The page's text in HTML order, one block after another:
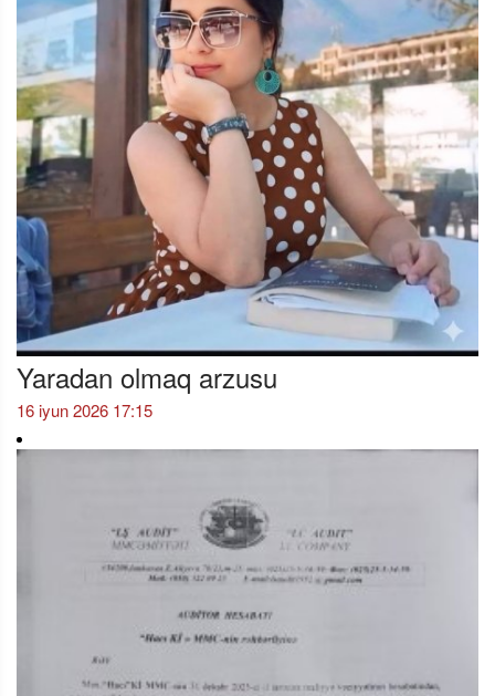
Yaradan olmaq arzusu
16 iyun 2026 17:15